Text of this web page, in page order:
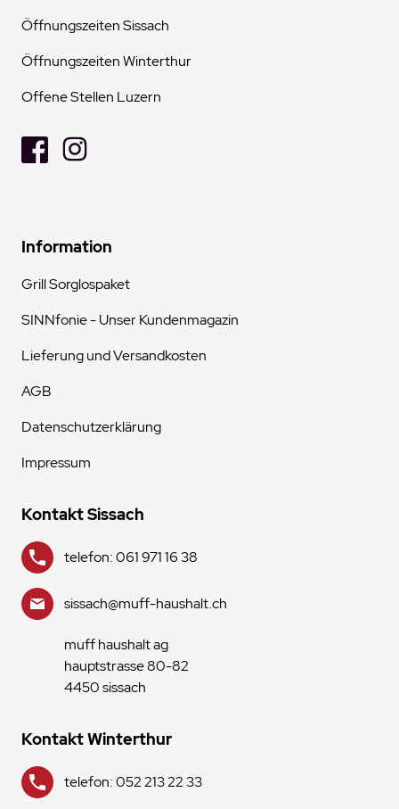
Öffnungszeiten Sissach
Öffnungszeiten Winterthur
Offene Stellen Luzern
Information
Grill Sorglospaket
SINNfonie - Unser Kundenmagazin
Lieferung und Versandkosten
AGB
Datenschutzerklärung
Impressum
Kontakt Sissach
telefon: 061 971 16 38
sissach@muff-haushalt.ch
muff haushalt ag
hauptstrasse 80-82
4450 sissach
Kontakt Winterthur
telefon: 052 213 22 33